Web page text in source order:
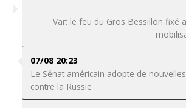
Var: le feu du Gros Bessillon fixé
07/08 20:23
Le Sénat américain adopte de
contre la Russie